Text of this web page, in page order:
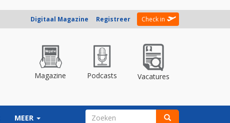
Digitaal Magazine Registreer Check in
Magazine Podcasts Vacatures
MEER ZOEKVELD